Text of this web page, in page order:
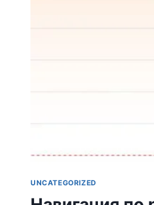
UNCATEGORIZED